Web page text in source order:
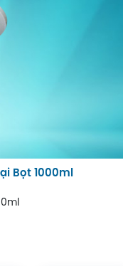
Bọt 1000ml